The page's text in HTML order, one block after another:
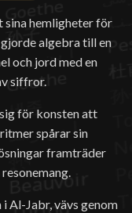
sina hemligheter för
algebra till en
och jord med en
siffror.
för konsten att
spårar sin
framträder
Al-Jabr, vävs genom